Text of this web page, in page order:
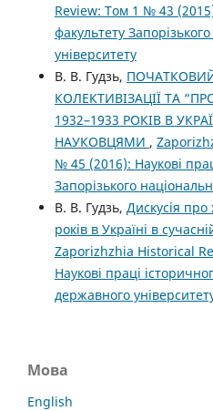
Review: Том 1 № 43
факультету
університету
В. В. Гудзь,
КОЛЕКТИВІЗАЦІЇ ТА
1932–1933 РОКІВ В
НАУКОВЦЯМИ ,
№ 45 (2016): Наукові
Запорізького
В. В. Гудзь, Дискусія про
років в Україні в
Zaporizhzhia Historical
Наукові праці
державного
Мова
English